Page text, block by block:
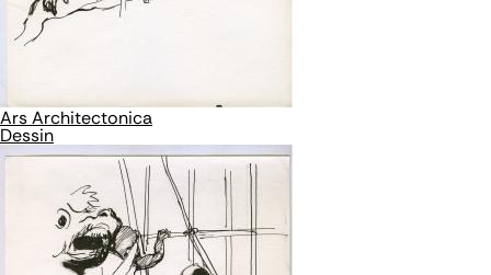
Ars Architectonica
Dessin